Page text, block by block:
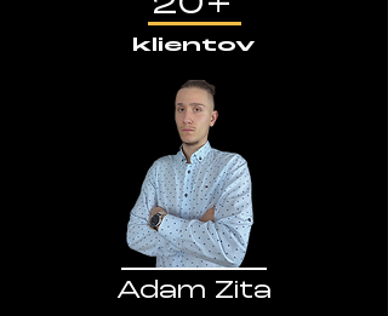
klientov
Adam Zita